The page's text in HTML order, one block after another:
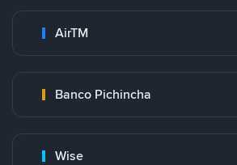
AirTM
Banco Pichincha
Wise